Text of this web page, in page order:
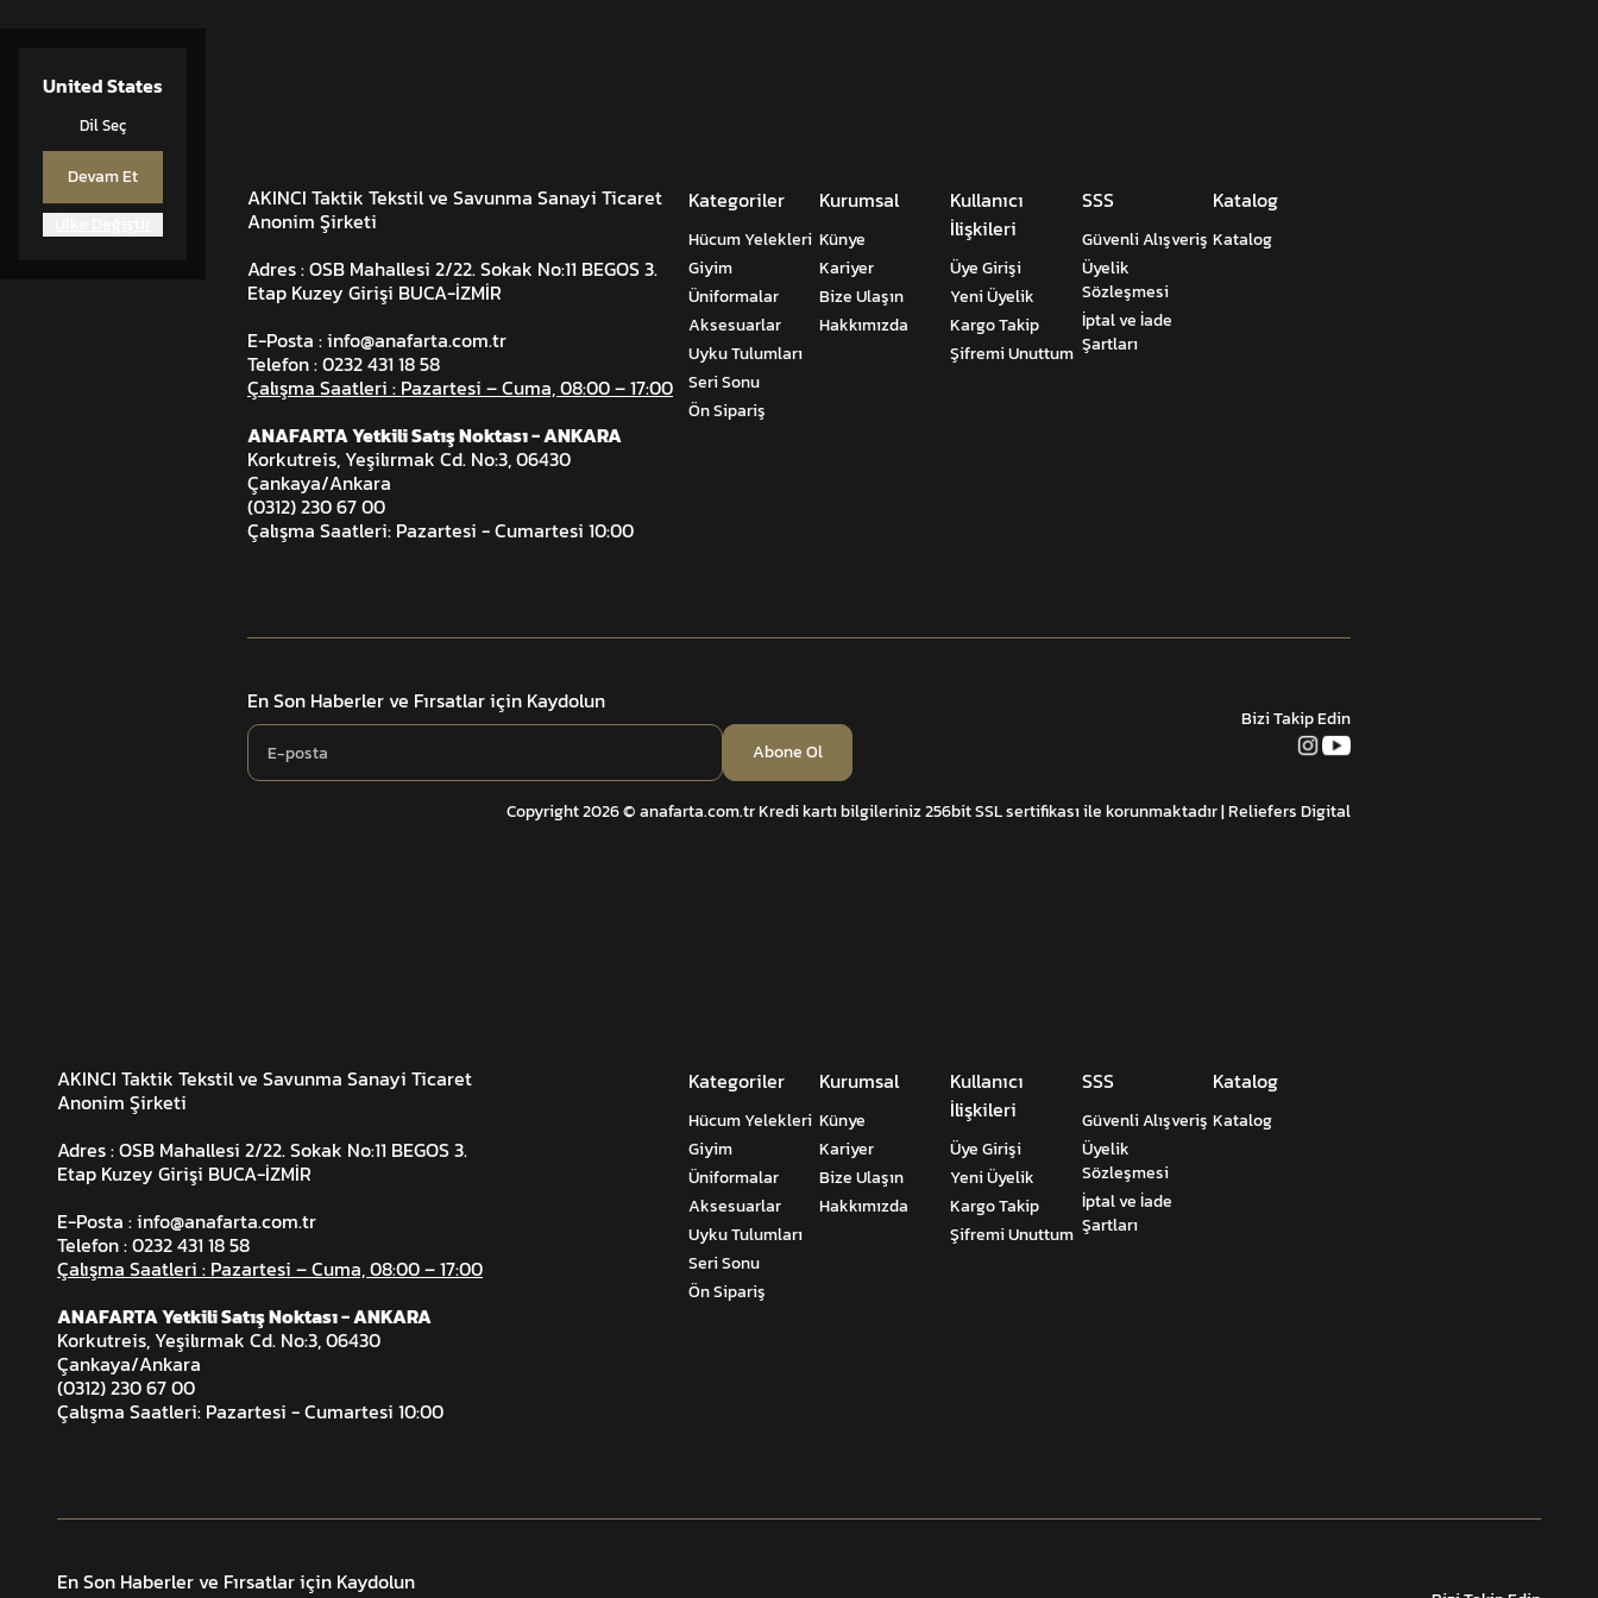
United States
Dil Seç
Devam Et
AKINCI Taktik Tekstil ve Savunma Sanayi Ticaret
Anonim Şirketi
Adres : OSB Mahallesi 2/22. Sokak No:11 BEGOS 3.
Etap Kuzey Girişi BUCA-İZMİR
E-Posta : info@anafarta.com.tr
Telefon : 0232 431 18 58
Çalışma Saatleri : Pazartesi – Cuma, 08:00 – 17:00
ANAFARTA Yetkili Satış Noktası - ANKARA
Korkutreis, Yeşilırmak Cd. No:3, 06430
Çankaya/Ankara
(0312) 230 67 00
Çalışma Saatleri: Pazartesi - Cumartesi 10:00
Kategoriler
Hücum Yelekleri
Giyim
Üniformalar
Aksesuarlar
Uyku Tulumları
Seri Sonu
Ön Sipariş
Kurumsal
Künye
Kariyer
Bize Ulaşın
Hakkımızda
Kullanıcı
İlişkileri
Üye Girişi
Yeni Üyelik
Kargo Takip
Şifremi Unuttum
SSS
Güvenli Alışveriş
Üyelik
Sözleşmesi
İptal ve İade
Şartları
Katalog
Katalog
En Son Haberler ve Fırsatlar için Kaydolun
Abone Ol
Bizi Takip Edin
Copyright 2026 © anafarta.com.tr Kredi kartı bilgileriniz 256bit SSL sertifikası ile korunmaktadır| Reliefers Digital
AKINCI Taktik Tekstil ve Savunma Sanayi Ticaret
Anonim Şirketi
Adres : OSB Mahallesi 2/22. Sokak No:11 BEGOS 3.
Etap Kuzey Girişi BUCA-İZMİR
E-Posta :info@anafarta.com.tr
Telefon : 0232 431 18 58
Çalışma Saatleri : Pazartesi – Cuma, 08:00 – 17:00
ANAFARTA Yetkili Satış Noktası - ANKARA
Korkutreis, Yeşilırmak Cd. No:3, 06430
Çankaya/Ankara
(0312) 230 67 00
Çalışma Saatleri: Pazartesi - Cumartesi 10:00
Kategoriler
Hücum Yelekleri
Giyim
Üniformalar
Aksesuarlar
Uyku Tulumları
Seri Sonu
Ön Sipariş
Kurumsal
Künye
Kariyer
Bize Ulaşın
Hakkımızda
Kullanıcı
İlişkileri
Üye Girişi
Yeni Üyelik
Kargo Takip
Şifremi Unuttum
SSS
Güvenli Alışveriş
Üyelik
Sözleşmesi
İptal ve İade
Şartları
Katalog
Katalog
En Son Haberler ve Fırsatlar için Kaydolun